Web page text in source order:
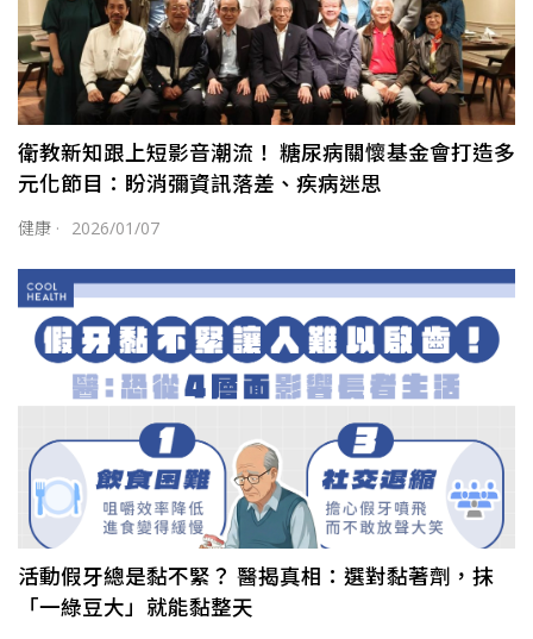
衛教新知跟上短影音潮流！ 糖尿病關懷基金會打造多
元化節目：盼消彌資訊落差、疾病迷思
健康 · 2026/01/07
活動假牙總是黏不緊？ 醫揭真相：選對黏著劑，抹
「一綠豆大」就能黏整天